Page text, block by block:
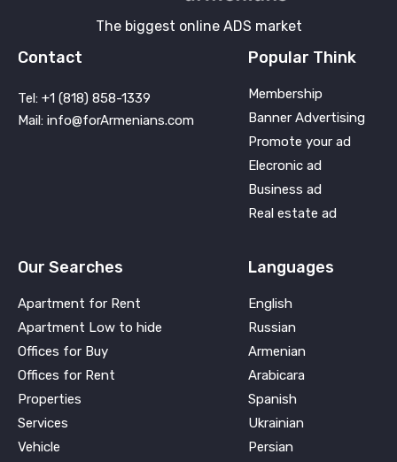
The biggest online ADS market
Contact
Tel: +1 (818) 858-1339
Mail: info@forArmenians.com
Popular Think
Membership
Banner Advertising
Promote your ad
Elecronic ad
Business ad
Real estate ad
Our Searches
Apartment for Rent
Apartment Low to hide
Offices for Buy
Offices for Rent
Properties
Services
Vehicle
Languages
English
Russian
Armenian
Arabicara
Spanish
Ukrainian
Persian